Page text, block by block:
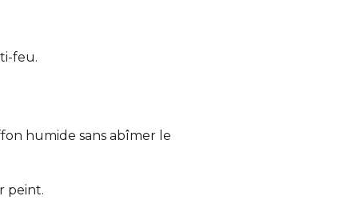
feu.
humide sans abîmer le
peint.